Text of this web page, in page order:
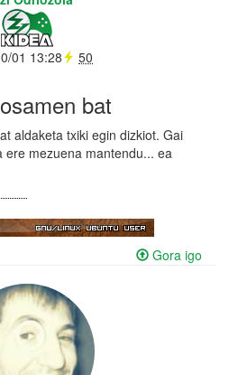
01 13:28 50
bat
aldaketa txiki egin dizkiot. Gai
mezuena mantendu... ea
Gora igo